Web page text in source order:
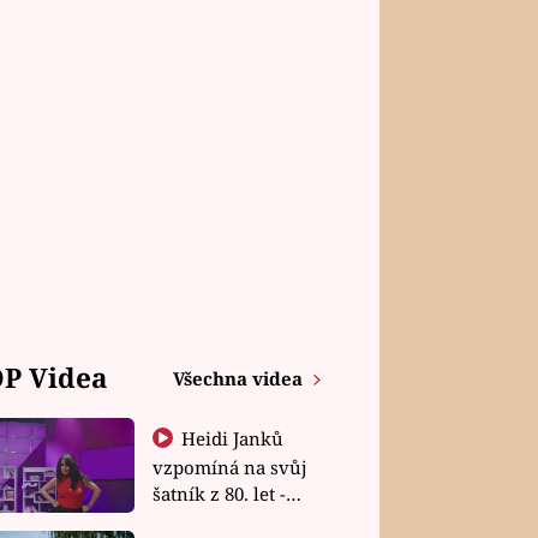
Videa Všechna videa
Heidi Janků
vzpomíná na svůj
šatník z 80. let -